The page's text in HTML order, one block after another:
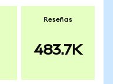
Reseñas
483.7K